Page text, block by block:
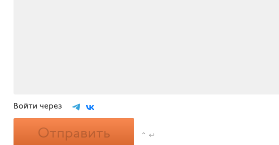
Войти через
Отправить ⌃ ↩